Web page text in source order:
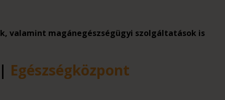
valamint magánegészségügyi szolgáltatások is
| Egészségközpont